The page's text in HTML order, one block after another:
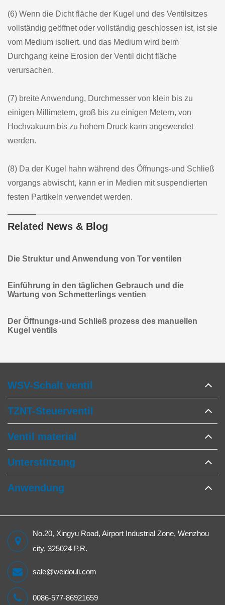
(6) Wenn die Dicht fläche der Kugel und des Ventilsitzes
vollständig geöffnet oder vollständig geschlossen ist, ist sie
vom Medium isoliert. und das Medium wird beim
Durchgang keine Erosion der Ventil dicht fläche
verursachen.
(7) breite Anwendung, Durchmesser von klein bis zu
einigen Millimetern, groß bis zu einigen Metern, von
Hochvakuum bis zu hohem Druck kann angewendet
werden.
(8) Da der Kugel hahn während des Öffnungs-und Schließ
vorgangs abwischt, kann er in Medien mit suspendierten
festen Partikeln verwendet werden.
Related News & Blog
Die Struktur und Anwendung von Tor ventilen
Einführung in den täglichen Gebrauch und die
Wartung von Schmetterlings ventien
Der Öffnungs-und Schließ prozess des manuellen
Kugel ventils
WSV-Schalt ventil
TZNT-Steuerventil
Ventil material
Unterstützung
Anwendung
No.20, Xingyu Road, Airport Industrial Zone, Wenzhou
city, 325024 P.R.
sale@weidouli.com
0086-577-86921659